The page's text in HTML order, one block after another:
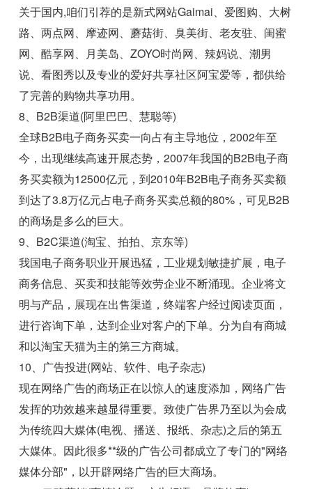
关于国内,咱们引荐的是新式网站Gaimai、爱图购、大树
路、两点网、摩迹网、蘑菇街、臭美街、老友驻、闺蜜
网、酷享网、月美岛、ZOYO时尚网、辣妈说、潮男
说、看图秀以及专业的爱好共享社区阿宝爱等，都供给
了完善的购物共享功用。
8、B2B渠道(阿里巴巴、慧聪等)
全球B2B电子商务买卖一向占有主导地位，2002年至
今，出现继续高速开展态势，2007年我国的B2B电子商
务买卖额为12500亿元，到2010年B2B电子商务买卖额
到达了3.8万亿元占电子商务买卖总额的80%，可见B2B
的商场是多么的巨大。
9、B2C渠道(淘宝、拍拍、京东等)
我国电子商务职业开展迅猛，工业规划敏捷扩展，电子
商务信息、买卖和技能等效劳企业不断涌现。企业将文
明与产品，展现在出售渠道，终端客户经过阅读页面，
进行咨询下单，达到企业对客户的下单。分为自有商城
和以淘宝天猫为主的第三方商城。
10、广告投进(网站、软件、电子杂志)
现在网络广告的商场正在以惊人的速度添加，网络广告
发挥的功效越来越显得重要。致使广告界乃至以为会成
为传统四大媒体(电视、播送、报纸、杂志)之后的第五
大媒体。因此很多**级的广告公司都成立了专门的"网络
媒体分部"，以开辟网络广告的巨大商场。